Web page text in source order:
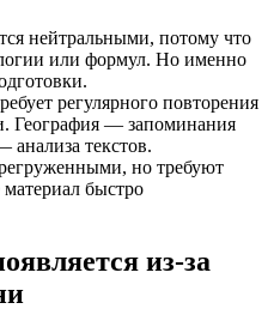
нейтральными, потому что
или формул. Но именно
регулярного повторения
География — запоминания
анализа текстов.
но требуют
быстро
из-за